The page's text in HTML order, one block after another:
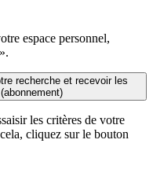
espace personnel,
recherche et recevoir les
les critères de votre
cliquez sur le bouton